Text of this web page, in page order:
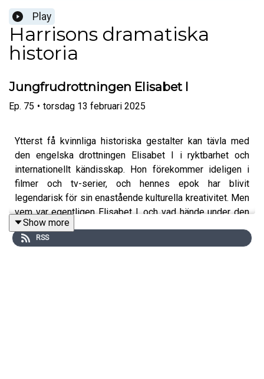
Play
Harrisons dramatiska
historia
Jungfrudrottningen Elisabet I
Ep. 75 • torsdag 13 februari 2025
Ytterst få kvinnliga historiska gestalter kan tävla med
den engelska drottningen Elisabet I i ryktbarhet och
internationellt kändisskap. Hon förekommer ideligen i
filmer och tv-serier, och hennes epok har blivit
legendarisk för sin enastående kulturella kreativitet. Men
vem var egentligen Elisabet I, och vad hände under den
”elisabetanska” eran?
Show more
RSS